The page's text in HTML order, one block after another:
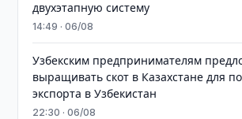
двухэтапную систему
14:49 · 06/08
Узбекским предпринимателям
выращивать скот в Казахстане для
экспорта в Узбекистан
22:30 · 06/08